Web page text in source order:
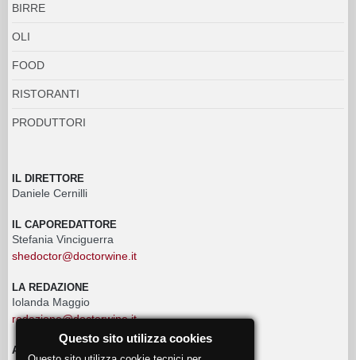
BIRRE
OLI
FOOD
RISTORANTI
PRODUTTORI
IL DIRETTORE
Daniele Cernilli
IL CAPOREDATTORE
Stefania Vinciguerra
shedoctor@doctorwine.it
LA REDAZIONE
Iolanda Maggio
redazione@doctorwine.it
ADVERTISING
Questo sito utilizza cookies